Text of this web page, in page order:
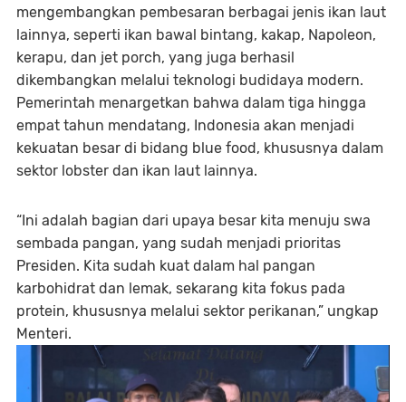
mengembangkan pembesaran berbagai jenis ikan laut
lainnya, seperti ikan bawal bintang, kakap, Napoleon,
kerapu, dan jet porch, yang juga berhasil
dikembangkan melalui teknologi budidaya modern.
Pemerintah menargetkan bahwa dalam tiga hingga
empat tahun mendatang, Indonesia akan menjadi
kekuatan besar di bidang blue food , khususnya dalam
sektor lobster dan ikan laut lainnya.
“Ini adalah bagian dari upaya besar kita menuju swa
sembada pangan, yang sudah menjadi prioritas
Presiden. Kita sudah kuat dalam hal pangan
karbohidrat dan lemak, sekarang kita fokus pada
protein, khususnya melalui sektor perikanan,” ungkap
Menteri.